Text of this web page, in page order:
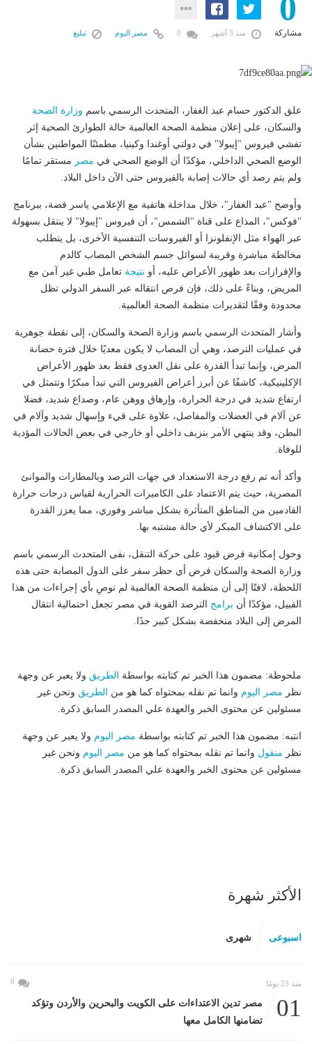
0
مشاركة منذ 3 أشهر مصر اليوم تبليغ
علق الدكتور حسام عبد الغفار، المتحدث الرسمي باسم وزارة الصحة
والسكان، على إعلان منظمة الصحة العالمية حالة الطوارئ الصحية إثر
تفشي فيروس "إيبولا" في دولتي أوغندا وكينيا، مطمئنًا المواطنين بشأن
الوضع الصحي الداخلي، مؤكدًا أن الوضع الصحي في مصر مستقر تمامًا
ولم يتم رصد أي حالات إصابة بالفيروس حتى الآن داخل البلاد.
وأوضح "عبد الغفار"، خلال مداخلة هاتفية مع الإعلامي ياسر فضة، ببرنامج
"فوكس"، المذاع على قناة "الشمس"، أن فيروس "إيبولا" لا ينتقل بسهولة
عبر الهواء مثل الإنفلونزا أو الفيروسات التنفسية الأخرى، بل يتطلب
مخالطة مباشرة وقريبة لسوائل جسم الشخص المصاب كالدم
والإفرازات بعد ظهور الأعراض عليه، أو نتيجة تعامل طبي غير آمن مع
المريض، وبناءً على ذلك، فإن فرص انتقاله عبر السفر الدولي تظل
محدودة وفقًا لتقديرات منظمة الصحة العالمية.
وأشار المتحدث الرسمي باسم وزارة الصحة والسكان، إلى نقطة جوهرية
في عمليات الترصد، وهي أن المصاب لا يكون معديًا خلال فترة حضانة
المرض، وإنما تبدأ القدرة على نقل العدوى فقط بعد ظهور الأعراض
الإكلينيكية، كاشفًا عن أبرز أعراض الفيروس التي تبدأ مبكرًا وتتمثل في
ارتفاع شديد في درجة الحرارة، وإرهاق ووهن عام، وصداع شديد، فضلا
عن آلام في العضلات والمفاصل، علاوة على قيء وإسهال شديد وآلام في
البطن، وقد ينتهي الأمر بنزيف داخلي أو خارجي في بعض الحالات المؤدية
للوفاة.
وأكد أنه تم رفع درجة الاستعداد في جهات الترصد وبالمطارات والموانئ
المصرية، حيث يتم الاعتماد على الكاميرات الحرارية لقياس درجات حرارة
القادمين من المناطق المتأثرة بشكل مباشر وفوري، مما يعزز القدرة
على الاكتشاف المبكر لأي حالة مشتبه بها.
وحول إمكانية فرض قيود على حركة التنقل، نفى المتحدث الرسمي باسم
وزارة الصحة والسكان فرض أي حظر سفر على الدول المصابة حتى هذه
اللحظة، لافتًا إلى أن منظمة الصحة العالمية لم توصِ بأي إجراءات من هذا
القبيل، مؤكدًا أن برامج الترصد القوية في مصر تجعل احتمالية انتقال
المرض إلى البلاد منخفضة بشكل كبير جدًا.
ملحوظة: مضمون هذا الخبر تم كتابته بواسطة الطريق ولا يعبر عن وجهة
نظر مصر اليوم وانما تم نقله بمحتواه كما هو من الطريق ونحن غير
مسئولين عن محتوى الخبر والعهدة علي المصدر السابق ذكرة.
انتبه: مضمون هذا الخبر تم كتابته بواسطة مصر اليوم ولا يعبر عن وجهة
نظر منقول وانما تم نقله بمحتواه كما هو من مصر اليوم ونحن غير
مسئولين عن محتوى الخبر والعهدة علي المصدر السابق ذكرة.
الأكثر شهرة
اسبوعى شهرى
منذ 23 يومًا 0
01
مصر تدين الاعتداءات على الكويت والبحرين والأردن وتؤكد
تضامنها الكامل معها